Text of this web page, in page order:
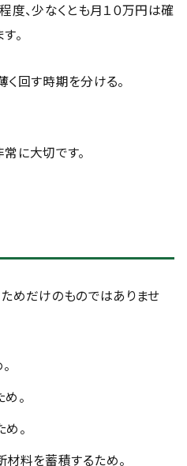
、少なくとも月１０万円は確
。
く回す時期を分ける。
に大切です。
めだけのものではありませ
。
。
料を蓄積するため。